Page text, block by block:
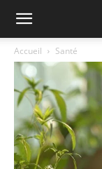
Accueil Santé